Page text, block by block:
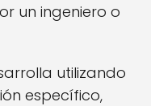
un ingeniero o
utilizando
específico,